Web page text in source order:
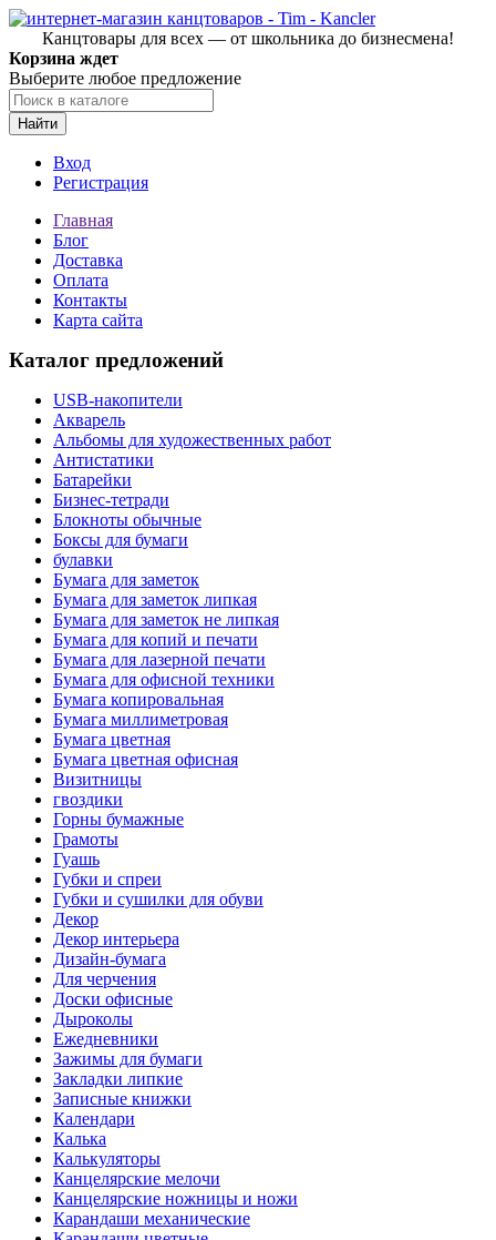
Канцтовары для всех — от школьника до бизнесмена!
Корзина ждет
Выберите любое предложение
Найти
Вход
Регистрация
Главная
Блог
Доставка
Оплата
Контакты
Карта сайта
Каталог предложений
USB-накопители
Акварель
Альбомы для художественных работ
Антистатики
Батарейки
Бизнес-тетради
Блокноты обычные
Боксы для бумаги
булавки
Бумага для заметок
Бумага для заметок липкая
Бумага для заметок не липкая
Бумага для копий и печати
Бумага для лазерной печати
Бумага для офисной техники
Бумага копировальная
Бумага миллиметровая
Бумага цветная
Бумага цветная офисная
Визитницы
гвоздики
Горны бумажные
Грамоты
Гуашь
Губки и спреи
Губки и сушилки для обуви
Декор
Декор интерьера
Дизайн-бумага
Для черчения
Доски офисные
Дыроколы
Ежедневники
Зажимы для бумаги
Закладки липкие
Записные книжки
Календари
Калька
Калькуляторы
Канцелярские мелочи
Канцелярские ножницы и ножи
Карандаши механические